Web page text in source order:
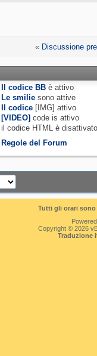
« Discussione
Il codice BB èattivo
Le smilie sono attive
Il codice [IMG]attivo
[VIDEO] code isattivo
il codice HTML è
Regole del Forum
Tutti gli orari
Copyright © 2026
Traduzione